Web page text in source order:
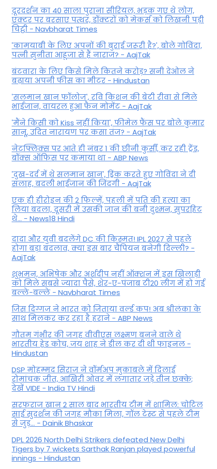
दूरदर्शन का 40 साला पुराना सीरियल, भड़क गए थे लोग,
एक्टर पर बरसाए पत्थर, डॉक्टरों को मेकर्स को लिखनी पड़ी
चिट्ठी - Navbharat Times
'कामयाबी के लिए अपनों की बुराई जरूरी है?', बोले गोविंदा,
पत्नी सुनीता आहूजा से हैं नाराज? - AajTak
बंटवारा के लिए किसे मिले कितने करोड़? सनी देओल ने
बढ़ाया अपनी फीस का मीटर - Hindustan
'सलमान खान फॉलोज', रवि किशन की बेटी रीवा से मिले
भाईजान, वायरल हुआ फैन मोमेंट - AajTak
'मैंने किसी को Kiss नहीं किया', फीमेल फैंस पर बोले कुमार
सानू, उदित नारायण पर कसा तंज? - AajTak
नेटफ्लिक्स पर आते ही नंबर 1 की छीनी कुर्सी, कर रही ट्रेंड,
बॉक्स ऑफिस पर कमाया था - ABP News
'दुख-दर्द में थे सलमान खान', ड्रिंक करते हुए गोविंदा ने दी
सलाह, बदली भाईजान की जिंदगी - AajTak
एक ही हीरोइन की 2 फिल्में, पहली में पति की हत्या का
लिया बदला, दूसरी में उसकी जान की बनी दुश्मन, सुपरहिट
थे... - News18 Hindi
दादा और युवी बदलेंगे DC की किस्मत! IPL 2027 से पहले
होगा बड़ा बदलाव, क्या इस बार चैंपियन बनेगी दिल्ली? -
AajTak
शुभमन, अभिषेक और अर्शदीप नहीं ऑक्शन में इस खिलाड़ी
को मिले सबसे ज्यादा पैसे, शेर-ए-पंजाब टी20 लीग में हो गई
बल्ले-बल्ले - Navbharat Times
जिस दिग्गज ने भारत को जिताया वर्ल्ड कप! अब श्रीलंका के
साथ मिलकर कर रहा है हराने - ABP News
गौतम गंभीर की जगह वीवीएस लक्ष्मण बनने वाले थे
भारतीय हेड कोच, जय शाह ने डील कर दी थी फाइनल -
Hindustan
DSP मोहम्मद सिराज ने वॉर्मअप मुकाबले में दिलाई
रोमांचक जीत, आखिरी ओवर में लगातार जड़े तीन छक्के;
देखें VIDE - India TV Hindi
सरफराज खान 2 साल बाद भारतीय टीम में शामिल: चोटिल
साई सुदर्शन की जगह मौका मिला, गॉल टेस्ट से पहले टीम
से जुड़... - Dainik Bhaskar
DPL 2026 North Delhi Strikers defeated New Delhi
Tigers by 7 wickets Sarthak Ranjan played powerful
innings - Hindustan